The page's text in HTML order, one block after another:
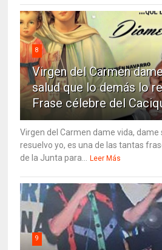
8
Virgen del Carmen
salud que lo demás lo
Frase célebre del
Virgen del Carmen dame vida, dame
resuelvo yo, es una de las tantas
de la Junta para... Leer Más
9